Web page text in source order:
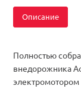
Масштаб
Аккумулятор
Описание
Полностью
внедорожника
электромотором